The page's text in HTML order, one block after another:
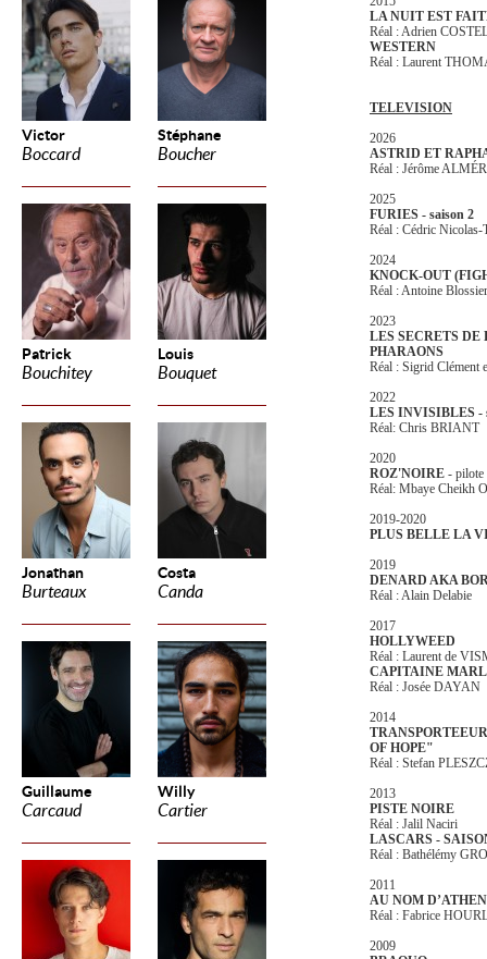
Victor
Boccard
Stéphane
Boucher
Patrick
Bouchitey
Louis
Bouquet
Jonathan
Burteaux
Costa
Canda
Guillaume
Carcaud
Willy
Cartier
LA NUIT EST
Réal : Adrien
WESTERN
Réal : Laurent
TELEVISION
2026
ASTRID ET
Réal : Jérôme
2025
FURIES - saison 2
Réal : Cédric
2024
KNOCK-OUT
Réal : Antoine
2023
LES SECRETS
PHARAONS
Réal : Sigrid Clément
2022
LES INVISIBLES -
Réal: Chris BRIANT
2020
ROZ'NOIRE - pilote
Réal: Mbaye Cheikh
2019-2020
PLUS BELLE LA
2019
DENARD AKA
Réal : Alain Delabie
2017
HOLLYWEED
Réal : Laurent de
CAPITAINE
Réal : Josée DAYAN
2014
OF HOPE"
Réal : Stefan
2013
PISTE NOIRE
Réal : Jalil Naciri
LASCARS -
Réal : Bathélémy
2011
AU NOM
Réal : Fabrice
2009